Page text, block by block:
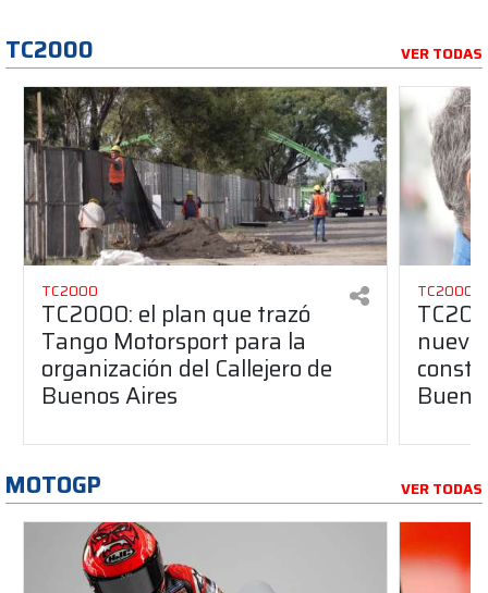
TC2000 VER TODAS
TC2000
TC2000: el plan que trazó
Tango Motorsport para la
organización del Callejero de
Buenos Aires
TC2000
MOTOGP VER TODAS